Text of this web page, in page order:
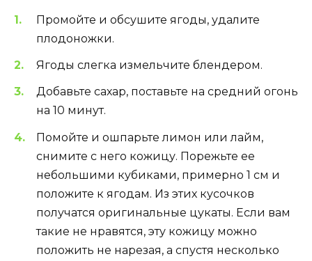
Промойте и обсушите ягоды, удалите
плодоножки.
Ягоды слегка измельчите блендером.
Добавьте сахар, поставьте на средний огонь
на 10 минут.
Помойте и ошпарьте лимон или лайм,
снимите с него кожицу. Порежьте ее
небольшими кубиками, примерно 1 см и
положите к ягодам. Из этих кусочков
получатся оригинальные цукаты. Если вам
такие не нравятся, эту кожицу можно
положить не нарезая, а спустя несколько